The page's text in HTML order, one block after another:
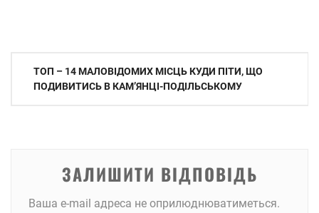
Навігація
записів
ТОП – 14 МАЛОВІДОМИХ МІСЦЬ КУДИ ПІТИ, ЩО
ПОДИВИТИСЬ В КАМʼЯНЦІ-ПОДІЛЬСЬКОМУ
ЗАЛИШИТИ ВІДПОВІДЬ
Ваша e-mail адреса не оприлюднюватиметься.